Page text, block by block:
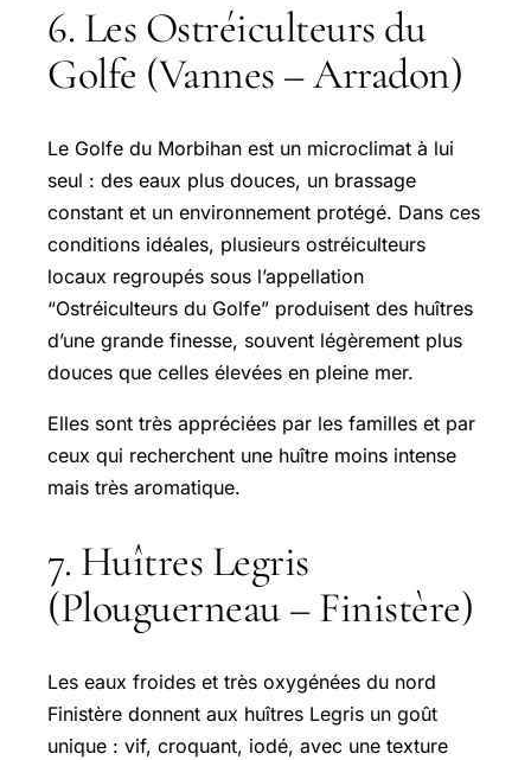
6. Les Ostréiculteurs du
Golfe (Vannes – Arradon)
Le Golfe du Morbihan est un microclimat à lui
seul : des eaux plus douces, un brassage
constant et un environnement protégé. Dans ces
conditions idéales, plusieurs ostréiculteurs
locaux regroupés sous l’appellation
“Ostréiculteurs du Golfe” produisent des huîtres
d’une grande finesse, souvent légèrement plus
douces que celles élevées en pleine mer.
Elles sont très appréciées par les familles et par
ceux qui recherchent une huître moins intense
mais très aromatique.
7. Huîtres Legris
(Plouguerneau – Finistère)
Les eaux froides et très oxygénées du nord
Finistère donnent aux huîtres Legris un goût
unique : vif, croquant, iodé, avec une texture